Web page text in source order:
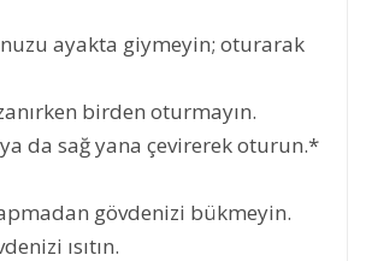
ayakta giymeyin; oturarak
birden oturmayın.
da sağ yana çevirerek oturun.*
gövdenizi bükmeyin.
ısıtın.